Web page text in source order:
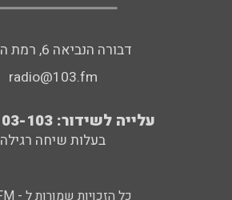
דבורה הנביאה 6, רמת השרון
radio@103.fm
עלייה לשידור: 0552-103-103
בעלות שיחה רגילה
כל הזכויות שמורות ל - 103FM